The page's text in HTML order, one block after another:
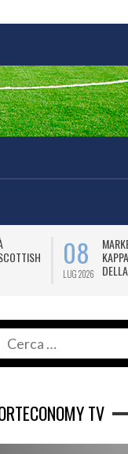
08
LUG 2026
TV